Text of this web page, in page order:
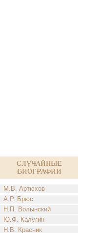
Случайные
биографии
М.В. Артюхов
А.Р. Брюс
Н.П. Волынский
Ю.Ф. Калугин
Н.В. Красник